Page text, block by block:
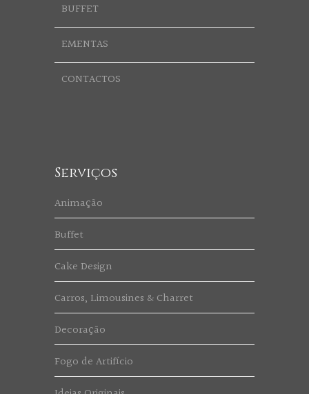
BUFFET
EMENTAS
CONTACTOS
Serviços
Animação
Buffet
Cake Design
Carros, Limousines & Charret
Decoração
Fogo de Artifício